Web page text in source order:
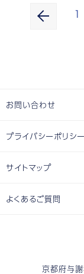
1
京都府与
お問い合わせ
プライバシーポリシー
サイトマップ
よくあるご質問